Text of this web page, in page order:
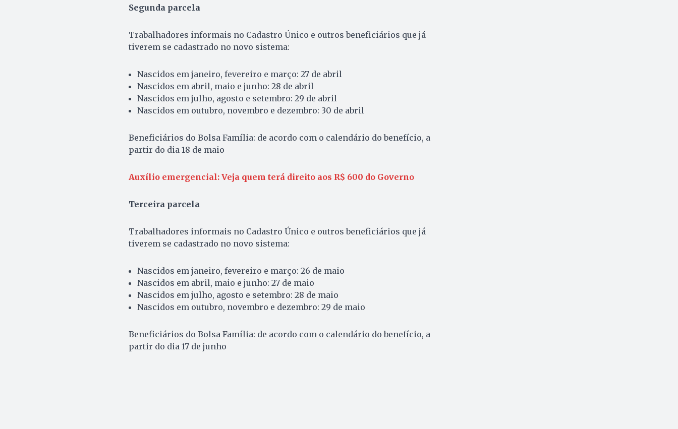
Segunda parcela
Trabalhadores informais no Cadastro Único e outros beneficiários que já
tiverem se cadastrado no novo sistema:
Nascidos em janeiro, fevereiro e março: 27 de abril
Nascidos em abril, maio e junho: 28 de abril
Nascidos em julho, agosto e setembro: 29 de abril
Nascidos em outubro, novembro e dezembro: 30 de abril
Beneficiários do Bolsa Família: de acordo com o calendário do benefício, a
partir do dia 18 de maio
Auxílio emergencial: Veja quem terá direito aos R$ 600 do Governo
Terceira parcela
Trabalhadores informais no Cadastro Único e outros beneficiários que já
tiverem se cadastrado no novo sistema:
Nascidos em janeiro, fevereiro e março: 26 de maio
Nascidos em abril, maio e junho: 27 de maio
Nascidos em julho, agosto e setembro: 28 de maio
Nascidos em outubro, novembro e dezembro: 29 de maio
Beneficiários do Bolsa Família: de acordo com o calendário do benefício, a
partir do dia 17 de junho